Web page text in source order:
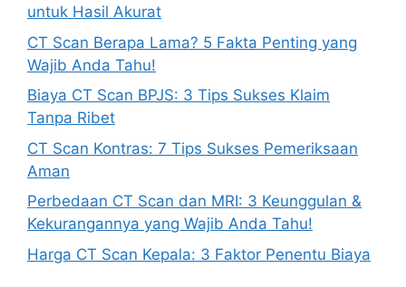
untuk Hasil Akurat
CT Scan Berapa Lama? 5 Fakta Penting yang
Wajib Anda Tahu!
Biaya CT Scan BPJS: 3 Tips Sukses Klaim
Tanpa Ribet
CT Scan Kontras: 7 Tips Sukses Pemeriksaan
Aman
Perbedaan CT Scan dan MRI: 3 Keunggulan &
Kekurangannya yang Wajib Anda Tahu!
Harga CT Scan Kepala: 3 Faktor Penentu Biaya